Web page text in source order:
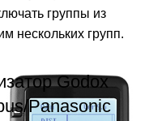
группы из
нескольких групп.
Godox
Panasonic